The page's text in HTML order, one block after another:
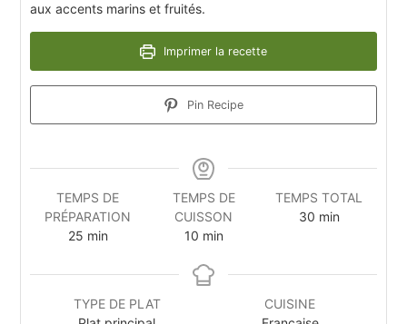
aux accents marins et fruités.
Imprimer la recette
Pin Recipe
TEMPS DE
PRÉPARATION
25minutes
min
TEMPS DE
CUISSON
10minutes
min
TEMPS TOTAL
30minutes
min
TYPE DE PLAT
CUISINE